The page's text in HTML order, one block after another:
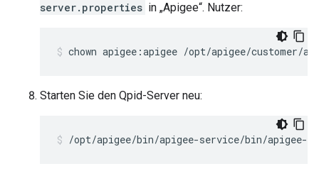
server.properties in „Apigee“. Nutzer:
chown apigee:apigee /opt/apigee/customer/
Starten Sie den Qpid-Server neu:
/opt/apigee/bin/apigee-service/bin/apigee-